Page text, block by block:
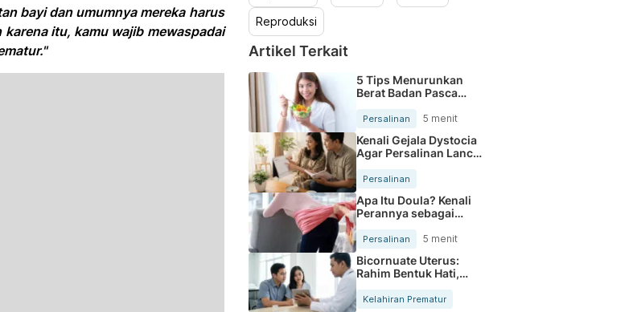
bayi dan umumnya mereka harus
itu, kamu wajib mewaspadai
Reproduksi
Artikel Terkait
5 Tips Menurunkan
Berat Badan Pasca
Persalinan 5 menit
Kenali Gejala Dystocia
Agar Persalinan Lancar
Persalinan
Apa Itu Doula? Kenali
Perannya sebagai
Pendamping Persalinan
Persalinan 5 menit
Bicornuate Uterus:
Rahim Bentuk Hati,
Kelahiran Prematur